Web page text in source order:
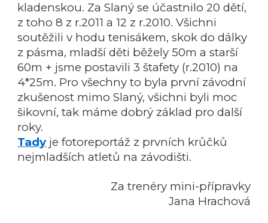
kladenskou. Za Slaný se účastnilo 20 dětí,
z toho 8 z r.2011 a 12 z r.2010. Všichni
soutěžili v hodu tenisákem, skok do dálky
z pásma, mladší děti běžely 50m a starší
60m + jsme postavili 3 štafety (r.2010) na
4*25m. Pro všechny to byla první závodní
zkušenost mimo Slaný, všichni byli moc
šikovní, tak máme dobrý základ pro další
roky.
Tadyje fotoreportáž z prvních krůčků
nejmladších atletů na závodišti.
Za trenéry mini-přípravky
Jana Hrachová